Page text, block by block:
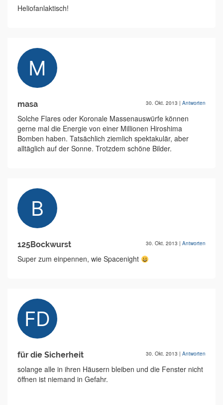
Heliofanlaktisch!
masa 30. Okt. 2013 | Antworten
Solche Flares oder Koronale Massenauswürfe können
gerne mal die Energie von einer Millionen Hiroshima
Bomben haben. Tatsächlich ziemlich spektakulär, aber
alltäglich auf der Sonne. Trotzdem schöne Bilder.
125Bockwurst 30. Okt. 2013 | Antworten
Super zum einpennen, wie Spacenight
für die Sicherheit 30. Okt. 2013 | Antworten
solange alle in ihren Häusern bleiben und die Fenster nicht
öffnen ist niemand in Gefahr.